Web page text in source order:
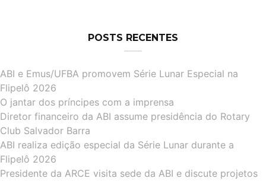
POSTS RECENTES
ABI e Emus/UFBA promovem Série Lunar Especial na
Flipelô 2026
O jantar dos príncipes com a imprensa
Diretor financeiro da ABI assume presidência do Rotary
Club Salvador Barra
ABI realiza edição especial da Série Lunar durante a
Flipelô 2026
Presidente da ARCE visita sede da ABI e discute projetos